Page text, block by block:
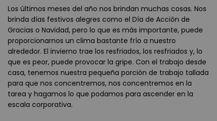
Los últimos meses del año nos brindan muchas cosas. Nos
brinda días festivos alegres como el Día de Acción de
Gracias o Navidad, pero lo que es más importante, puede
proporcionarnos un clima bastante frío a nuestro
alrededor. El invierno trae los resfriados, los resfriados y, lo
que es peor, puede provocar la gripe. Con el trabajo desde
casa, tenemos nuestra pequeña porción de trabajo tallada
para que nos concentremos, nos concentremos en la
tarea y hagamos lo que podamos para ascender en la
escala corporativa.